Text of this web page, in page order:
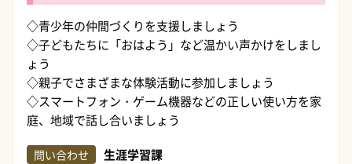
◇青少年の仲間づくりを支援しましょう
◇子どもたちに「おはよう」など温かい声かけをしまし
ょう
◇親子でさまざまな体験活動に参加しましょう
◇スマートフォン・ゲーム機器などの正しい使い方を家
庭、地域で話し合いましょう
問い合わせ
生涯学習課